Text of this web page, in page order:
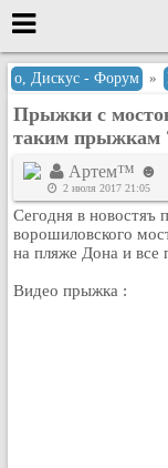
Меню
или войти
Вход с
Регистрация
Данные авторизации
о, Дискус - Форум »
Прыжки с
таким прыжкам
Артем™ ☻
2 июля 2017 21:05
Сегодня в новостяъ
ворошиловского
на пляже Дона и все
Видео прыжка :